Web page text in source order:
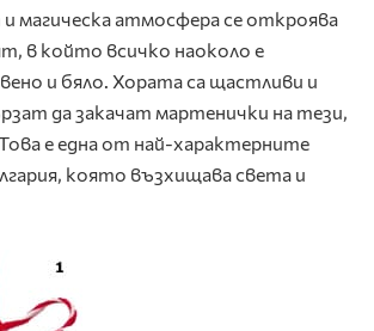
магическа атмосфера се откроява
в който всичко наоколо е
и бяло. Хората са щастливи и
да закачат мартенички на тези,
е една от най-характерните
която възхищава света и